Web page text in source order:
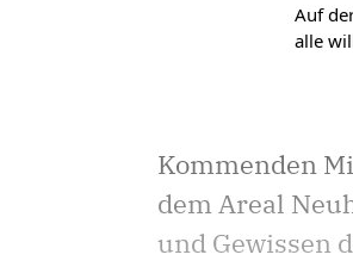
Auf
alle
Kommenden
dem Areal
und Gewissen